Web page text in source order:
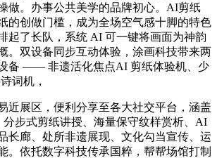
做。办事公共美学的品牌初心。AI剪纸
的创做门槛，成为全场空气感十脚的特色
起了长队，系统 AI 可一键将画面为神韵
。双设备同步互动体验，涂画科技带来两
备 —— 非遗活化焦点AI 剪纸体验机、少
词机，
展区，便利分享至各大社交平台，涵盖
步式剪纸讲授、海量保守纹样赏析、AI
长廊、处所非遗展现、文化勾当宣传、运
。依托数字科技传承国粹，帮帮场馆打制